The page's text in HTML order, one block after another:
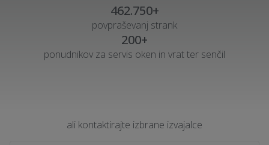
462.750+
povpraševanj strank
200+
ponudnikov za servis oken in vrat ter senčil
ali kontaktirajte izbrane izvajalce